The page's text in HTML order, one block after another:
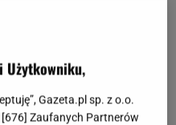
Użytkowniku,
Gazeta.pl sp. z o.o.
676] Zaufanych Partnerów